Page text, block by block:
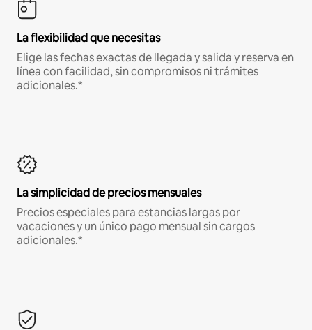
La flexibilidad que necesitas
Elige las fechas exactas de llegada y salida y reserva en
línea con facilidad, sin compromisos ni trámites
adicionales.*
La simplicidad de precios mensuales
Precios especiales para estancias largas por
vacaciones y un único pago mensual sin cargos
adicionales.*